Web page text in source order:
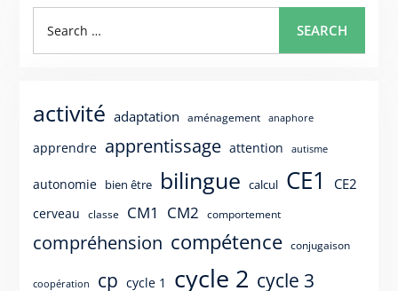
for:
SEARCH
activité adaptation aménagement anaphore
apprendre apprentissage attention autisme
autonomie bien être bilingue calcul CE1 CE2
cerveau classe CM1 CM2 comportement
compréhension compétence conjugaison
coopération cp cycle 1 cycle 2 cycle 3